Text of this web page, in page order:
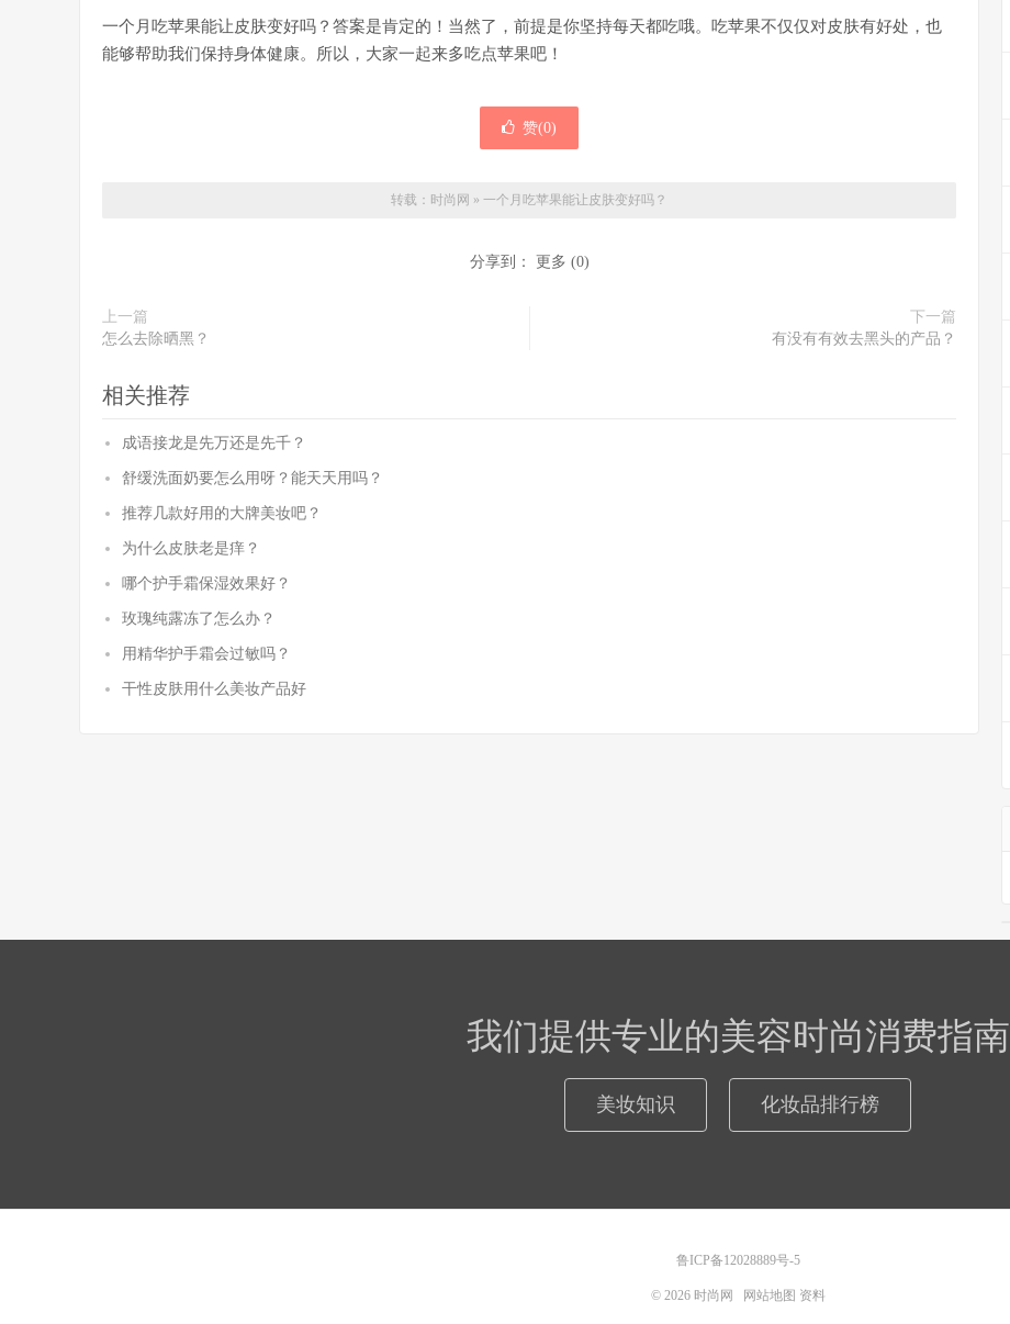
一个月吃苹果能让皮肤变好吗？答案是肯定的！当然了，前提是你坚持每天都吃哦。吃苹果不仅仅对皮肤有好处，也
能够帮助我们保持身体健康。所以，大家一起来多吃点苹果吧！
赞(0)
转载： 时尚网 » 一个月吃苹果能让皮肤变好吗？
分享到： 更多 (0)
上一篇
怎么去除晒黑？
下一篇
有没有有效去黑头的产品？
相关推荐
成语接龙是先万还是先千？
舒缓洗面奶要怎么用呀？能天天用吗？
推荐几款好用的大牌美妆吧？
为什么皮肤老是痒？
哪个护手霜保湿效果好？
玫瑰纯露冻了怎么办？
用精华护手霜会过敏吗？
干性皮肤用什么美妆产品好
我们提供专业的美容时尚消费指南
美妆知识 化妆品排行榜
鲁ICP备12028889号-5
© 2026 时尚网 网站地图 资料